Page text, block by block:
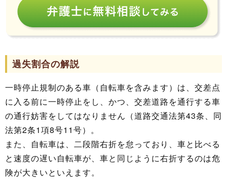
過失割合の解説
一時停止規制のある車（自転車を含みます）は、交差点
に入る前に一時停止をし、かつ、交差道路を通行する車
の通行妨害をしてはなりません（道路交通法第43条、同
法第2条1項8号11号）。
また、自転車は、二段階右折を怠っており、車と比べる
と速度の遅い自転車が、車と同じように右折するのは危
険が大きいといえます。